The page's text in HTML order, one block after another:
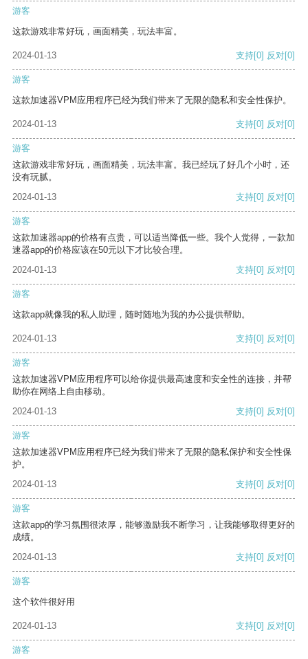
游客
这款游戏非常好玩，画面精美，玩法丰富。
2024-01-13 支持[0] 反对[0]
游客
这款加速器VPM应用程序已经为我们带来了无限的隐私和安全性保护。
2024-01-13 支持[0] 反对[0]
游客
这款游戏非常好玩，画面精美，玩法丰富。我已经玩了好几个小时，还
没有玩腻。
2024-01-13
支持[0] 反对[0]
游客
这款加速器app的价格有点贵，可以适当降低一些。我个人觉得，一款加
速器app的价格应该在50元以下才比较合理。
2024-01-13
支持[0] 反对[0]
游客
这款app就像我的私人助理，随时随地为我的办公提供帮助。
2024-01-13 支持[0] 反对[0]
游客
这款加速器VPM应用程序可以给你提供最高速度和安全性的连接，并帮
助你在网络上自由移动。
2024-01-13
支持[0] 反对[0]
游客
这款加速器VPM应用程序已经为我们带来了无限的隐私保护和安全性保
护。
2024-01-13
支持[0] 反对[0]
游客
这款app的学习氛围很浓厚，能够激励我不断学习，让我能够取得更好的
成绩。
2024-01-13
支持[0] 反对[0]
游客
这个软件很好用
2024-01-13 支持[0] 反对[0]
游客